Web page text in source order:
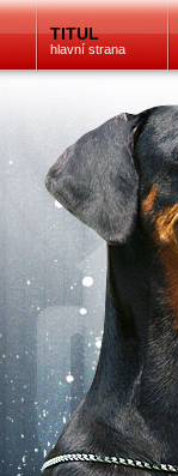
TITUL
hlavní strana